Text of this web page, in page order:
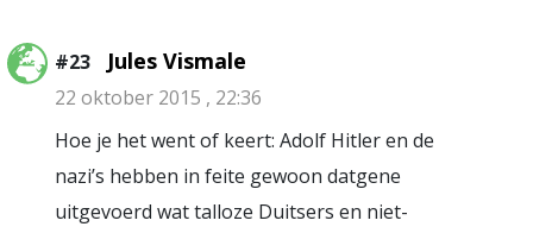
#23 Jules Vismale
22 oktober 2015 , 22:36
Hoe je het went of keert: Adolf Hitler en de
nazi’s hebben in feite gewoon datgene
uitgevoerd wat talloze Duitsers en niet-